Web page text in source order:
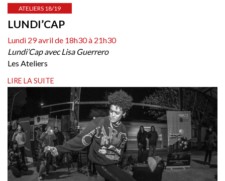
ATELIERS 18/19
LUNDI’CAP
Lundi 29 avril de 18h30 à 21h30
Lundi’Cap avec Lisa Guerrero
Les Ateliers
LIRE LA SUITE